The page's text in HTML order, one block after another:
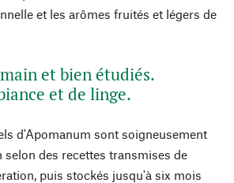
et les arômes fruités et légers de
et bien étudiés.
et de linge.
d'Apomanum sont soigneusement
selon des recettes transmises de
puis stockés jusqu'à six mois